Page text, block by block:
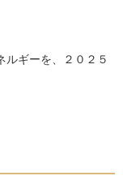
ルギーを、２０２５